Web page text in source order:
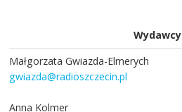
Wydawcy
Małgorzata Gwiazda-Elmerych
gwiazda@radioszczecin.pl
Anna Kolmer